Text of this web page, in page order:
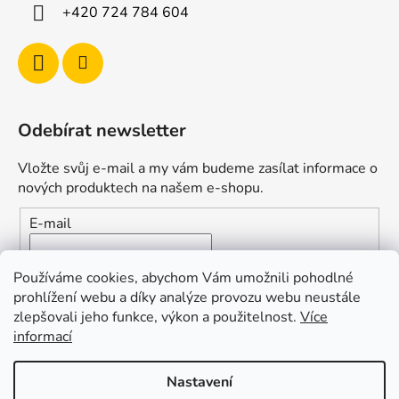
Používáme cookies, abychom Vám umožnili pohodlné
prohlížení webu a díky analýze provozu webu neustále
zlepšovali jeho funkce, výkon a použitelnost. Více
informací
Nastavení
+420 724 784 604
Odebírat newsletter
Vložte svůj e-mail a my vám budeme zasílat informace o
nových produktech na našem e-shopu.
E-mail
Vložením e-mailu souhlasíte s
podmínkami ochrany
osobních údajů
PŘIHLÁSIT SE